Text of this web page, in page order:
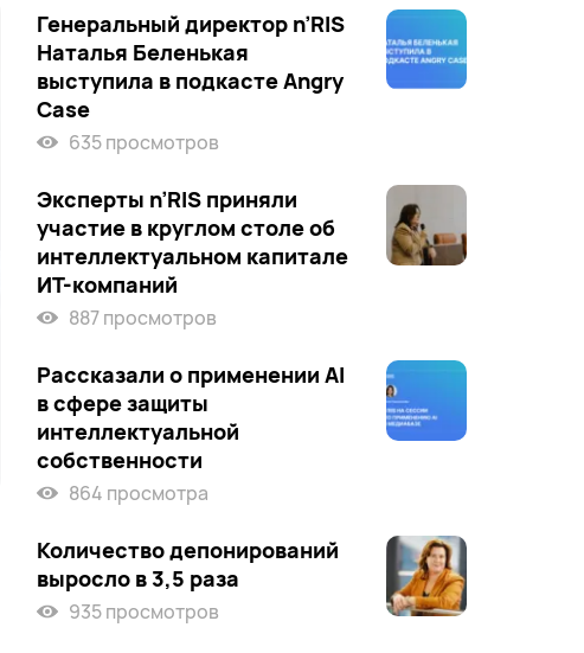
Генеральный директор n’RIS
Наталья Беленькая
выступила в подкасте Angry
Case
635 просмотров
Эксперты n’RIS приняли
участие в круглом столе об
интеллектуальном капитале
ИТ-компаний
887 просмотров
Рассказали о применении AI
в сфере защиты
интеллектуальной
собственности
864 просмотра
Количество депонирований
выросло в 3,5 раза
935 просмотров